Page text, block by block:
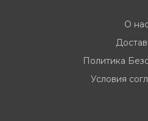
О
Политика
Условия